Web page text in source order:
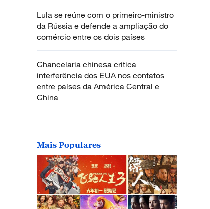
Lula se reúne com o primeiro-ministro
da Rússia e defende a ampliação do
comércio entre os dois países
Chancelaria chinesa critica
interferência dos EUA nos contatos
entre países da América Central e
China
Mais Populares